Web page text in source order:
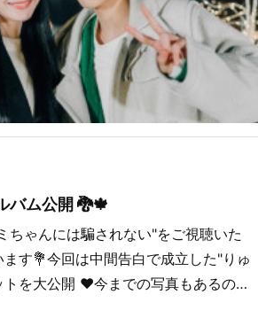
バム公開 🐉🍁
ちゃんには騙されない"をご視聴いた
す💐今回は中間告白で成立した"りゅ
トを大公開 ❤︎今までの写真もあるの…